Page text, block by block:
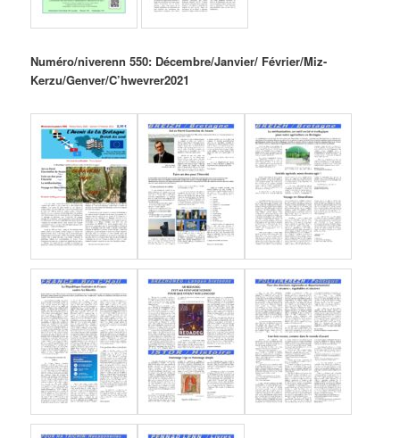
Numéro/niverenn 550: Décembre/Janvier/ Février/Miz-
Kerzu/Genver/C’hwevrer2021